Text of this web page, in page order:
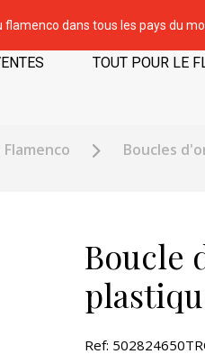
flamenco dans tous les pays du
TOUT POUR LE
Boucles
Boucle
Ref: